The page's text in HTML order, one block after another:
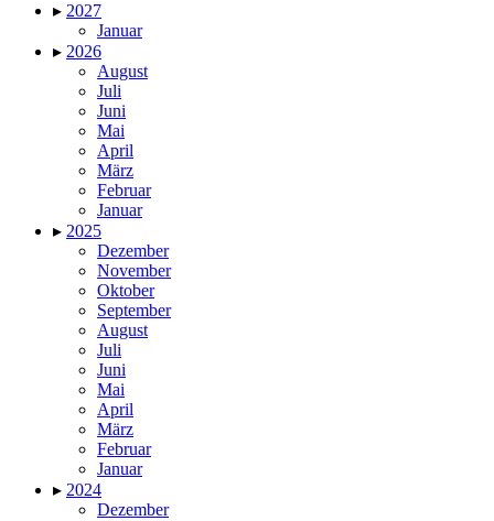
▸ 2027
Januar
▸ 2026
August
Juli
Juni
Mai
April
März
Februar
Januar
▸ 2025
Dezember
November
Oktober
September
August
Juli
Juni
Mai
April
März
Februar
Januar
▸ 2024
Dezember